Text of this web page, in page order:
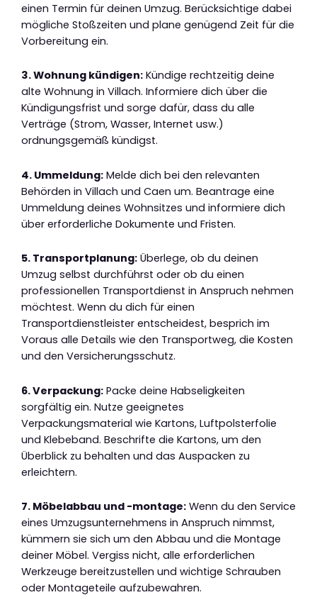
einen Termin für deinen Umzug. Berücksichtige dabei
mögliche Stoßzeiten und plane genügend Zeit für die
Vorbereitung ein.
3. Wohnung kündigen: Kündige rechtzeitig deine
alte Wohnung in Villach. Informiere dich über die
Kündigungsfrist und sorge dafür, dass du alle
Verträge (Strom, Wasser, Internet usw.)
ordnungsgemäß kündigst.
4. Ummeldung: Melde dich bei den relevanten
Behörden in Villach und Caen um. Beantrage eine
Ummeldung deines Wohnsitzes und informiere dich
über erforderliche Dokumente und Fristen.
5. Transportplanung: Überlege, ob du deinen
Umzug selbst durchführst oder ob du einen
professionellen Transportdienst in Anspruch nehmen
möchtest. Wenn du dich für einen
Transportdienstleister entscheidest, besprich im
Voraus alle Details wie den Transportweg, die Kosten
und den Versicherungsschutz.
6. Verpackung: Packe deine Habseligkeiten
sorgfältig ein. Nutze geeignetes
Verpackungsmaterial wie Kartons, Luftpolsterfolie
und Klebeband. Beschrifte die Kartons, um den
Überblick zu behalten und das Auspacken zu
erleichtern.
7. Möbelabbau und -montage: Wenn du den Service
eines Umzugsunternehmens in Anspruch nimmst,
kümmern sie sich um den Abbau und die Montage
deiner Möbel. Vergiss nicht, alle erforderlichen
Werkzeuge bereitzustellen und wichtige Schrauben
oder Montageteile aufzubewahren.